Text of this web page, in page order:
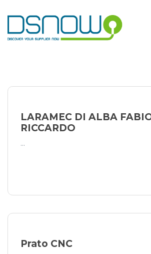
to
content
LARAMEC DI ALBA
RICCARDO
...
Prato CNC